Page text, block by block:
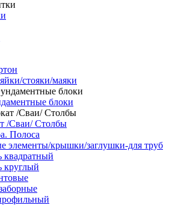
стояки/маяки
блоки
/Сваи/ Столбы
Полоса
элементы/крышки/заглушки-для труб
квадратный
круглый